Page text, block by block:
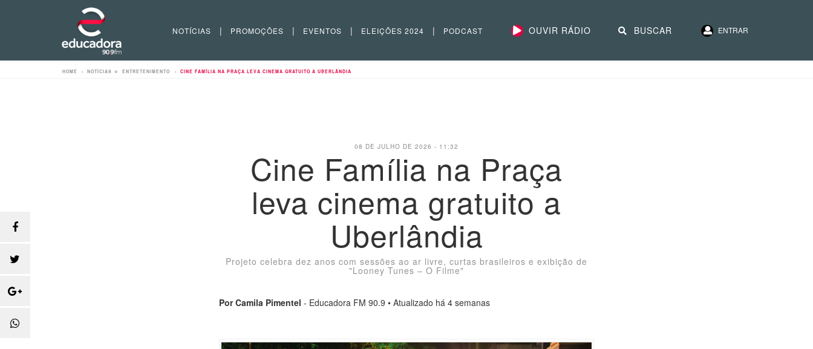
NOTÍCIAS | PROMOÇÕES | EVENTOS | ELEIÇÕES 2024 | PODCAST OUVIR RÁDIO BUSCAR ENTRAR
HOME > NOTÍCIAS > ENTRETENIMENTO > CINE FAMÍLIA NA PRAÇA LEVA CINEMA GRATUITO A UBERLÂNDIA
08 DE JULHO DE 2026 - 11:32
Cine Família na Praça
leva cinema gratuito a
Uberlândia
Projeto celebra dez anos com sessões ao ar livre, curtas brasileiros e exibição de
"Looney Tunes – O Filme"
Por Camila Pimentel - Educadora FM 90.9 • Atualizado há 4 semanas